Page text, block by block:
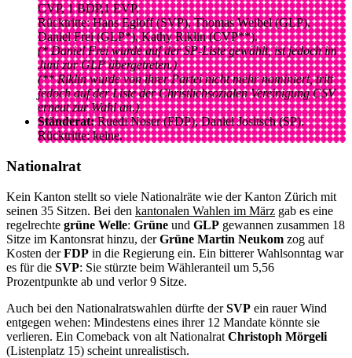
CVP, 1 BDP,1 EVP.
Rücktritte: Hans Egloff (SVP), Thomas Weibel (GLP),
Daniel Frei (GLP*), Kathy Riklin (CVP**).
(* Daniel Frei wurde auf der SP-Liste gewählt, ist jedoch im
Juni zur GLP übergetreten.)
(** Riklin wurde von ihrer Partei nicht mehr nominiert, tritt
jedoch auf der Liste der Christlichsozialen Vereinigung CSV
erneut zur Wahl an.)
Ständerat:Ruedi Noser (FDP), Daniel Jositsch (SP).
Rücktritte: keine.
Nationalrat
Kein Kanton stellt so viele Nationalräte wie der Kanton Zürich mit
seinen 35 Sitzen. Bei den kantonalen Wahlen im März gab es eine
regelrechte grüne Welle: Grüne und GLP gewannen zusammen 18
Sitze im Kantonsrat hinzu, derGrüne Martin Neukom zog auf
Kosten derFDP in die Regierung ein. Ein bitterer Wahlsonntag war
es für die SVP: Sie stürzte beim Wähleranteil um 5,56
Prozentpunkte ab und verlor 9 Sitze.
Auch bei den Nationalratswahlen dürfte derSVP ein rauer Wind
entgegen wehen: Mindestens eines ihrer 12 Mandate könnte sie
verlieren. Ein Comeback von alt Nationalrat Christoph Mörgeli
(Listenplatz 15) scheint unrealistisch.